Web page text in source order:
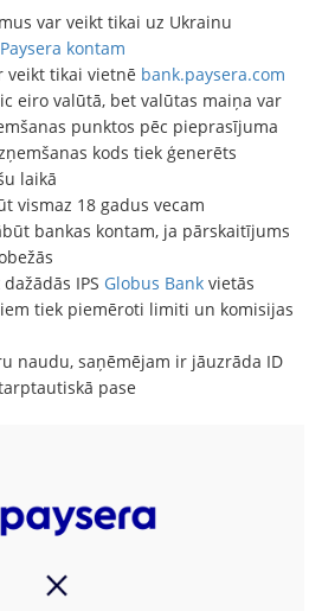
var veikt tikai uz Ukrainu
Paysera kontam
veikt tikai vietnē bank.paysera.com
eiro valūtā, bet valūtas maiņa var
punktos pēc pieprasījuma
kods tiek ģenerēts
laikā
vismaz 18 gadus vecam
bankas kontam, ja pārskaitījums
IPS Globus Bank vietās
tiek piemēroti limiti un komisijas
naudu, saņēmējam ir jāuzrāda ID
pase